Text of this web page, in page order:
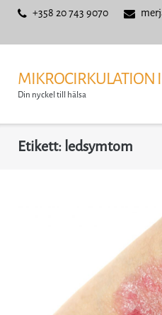
+358 20 743 9070
MIKROCIRKULATION
Din nyckel till hälsa
Etikett:ledsymtom